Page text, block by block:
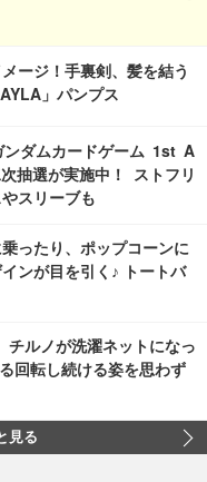
ージ！手裏剣、髪を結う
」パンプス
ンダムカードゲーム 1st A
抽選が実施中！ ストフリ
スリーブも
ったり、ポップコーンに
ンが目を引く♪ トートバ
チルノが洗濯ネットになっ
回転し続ける姿を思わず
見る